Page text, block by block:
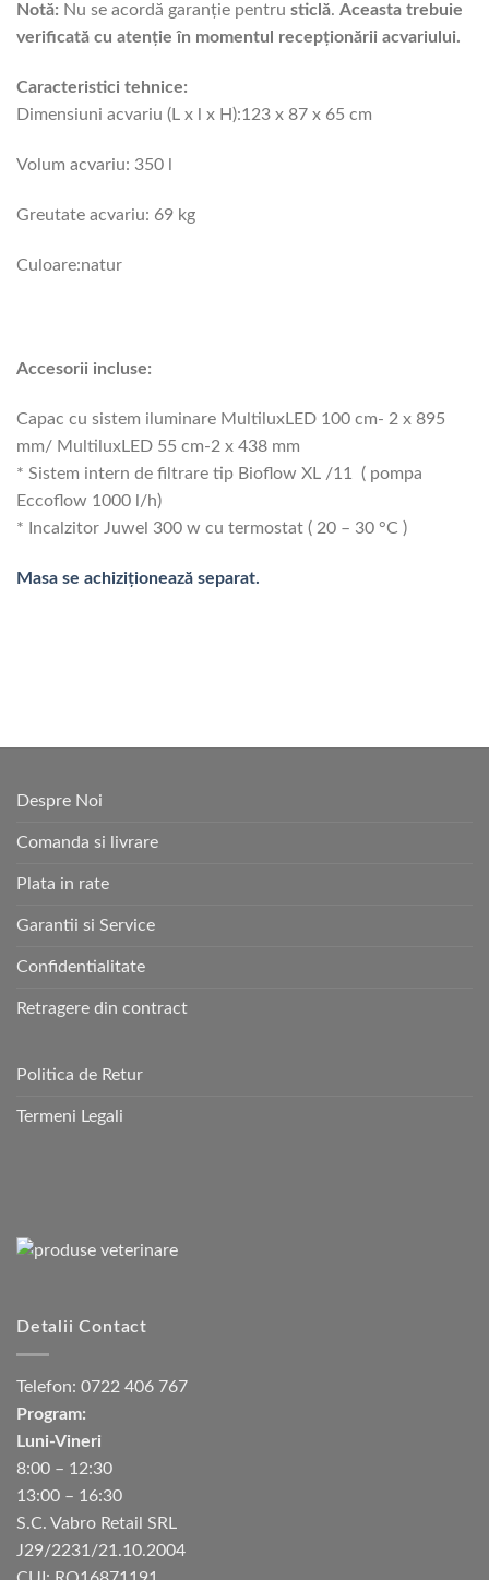
Notă: Nu se acordă garanție pentru sticlă. Aceasta trebuie
verificată cu atenție în momentul recepționării acvariului.
Caracteristici tehnice:
Dimensiuni acvariu (L x l x H):123 x 87 x 65 cm
Volum acvariu: 350 l
Greutate acvariu: 69 kg
Culoare:natur
Accesorii incluse:
Capac cu sistem iluminare MultiluxLED 100 cm- 2 x 895
mm/ MultiluxLED 55 cm-2 x 438 mm
* Sistem intern de filtrare tip Bioflow XL /11 ( pompa
Eccoflow 1000 l/h)
* Incalzitor Juwel 300 w cu termostat ( 20 – 30 °C )
Masa se achiziționează separat.
Despre Noi
Comanda si livrare
Plata in rate
Garantii si Service
Confidentialitate
Retragere din contract
Politica de Retur
Termeni Legali
Detalii Contact
Telefon: 0722 406 767
Program:
Luni-Vineri
8:00 – 12:30
13:00 – 16:30
S.C. Vabro Retail SRL
J29/2231/21.10.2004